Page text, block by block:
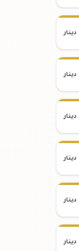
دينار
دينار
دينار
دينار
دينار
دينار